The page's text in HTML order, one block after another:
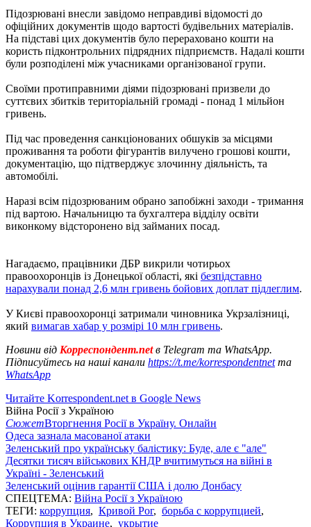
Підозрювані внесли завідомо неправдиві відомості до
офіційних документів щодо вартості будівельних матеріалів.
На підставі цих документів було перераховано кошти на
користь підконтрольних підрядних підприємств. Надалі кошти
були розподілені між учасниками організованої групи.
Своїми протиправними діями підозрювані призвели до
суттєвих збитків територіальній громаді - понад 1 мільйон
гривень.
Під час проведення санкціонованих обшуків за місцями
проживання та роботи фігурантів вилучено грошові кошти,
документацію, що підтверджує злочинну діяльність, та
автомобілі.
Наразі всім підозрюваним обрано запобіжні заходи - тримання
під вартою. Начальницю та бухгалтера відділу освіти
виконкому відсторонено від займаних посад.
Нагадаємо, працівники ДБР викрили чотирьох
правоохоронців із Донецької області, які безпідставно
нарахували понад 2,6 млн гривень бойових доплат підлеглим.
У Києві правоохоронці затримали чиновника Укрзалізниці,
який вимагав хабар у розмірі 10 млн гривень.
Новини від Корреспондент.netв Telegram та WhatsApp.
Підписуйтесь на наші канали https://t.me/korrespondentnetта
WhatsApp
Читайте Korrespondent.net в Google News
Війна Росії з Україною
СюжетВторгнення Росії в Україну. Онлайн
Одеса зазнала масованої атаки
Зеленський про українську балістику: Буде, але є "але"
Десятки тисяч військових КНДР вчитимуться на війні в
Україні - Зеленський
Зеленський оцінив гарантії США і долю Донбасу
СПЕЦТЕМА: Війна Росії з Україною
ТЕГИ: коррупция, Кривой Рог, борьба с коррупцией,
Коррупция в Украине, укрытие